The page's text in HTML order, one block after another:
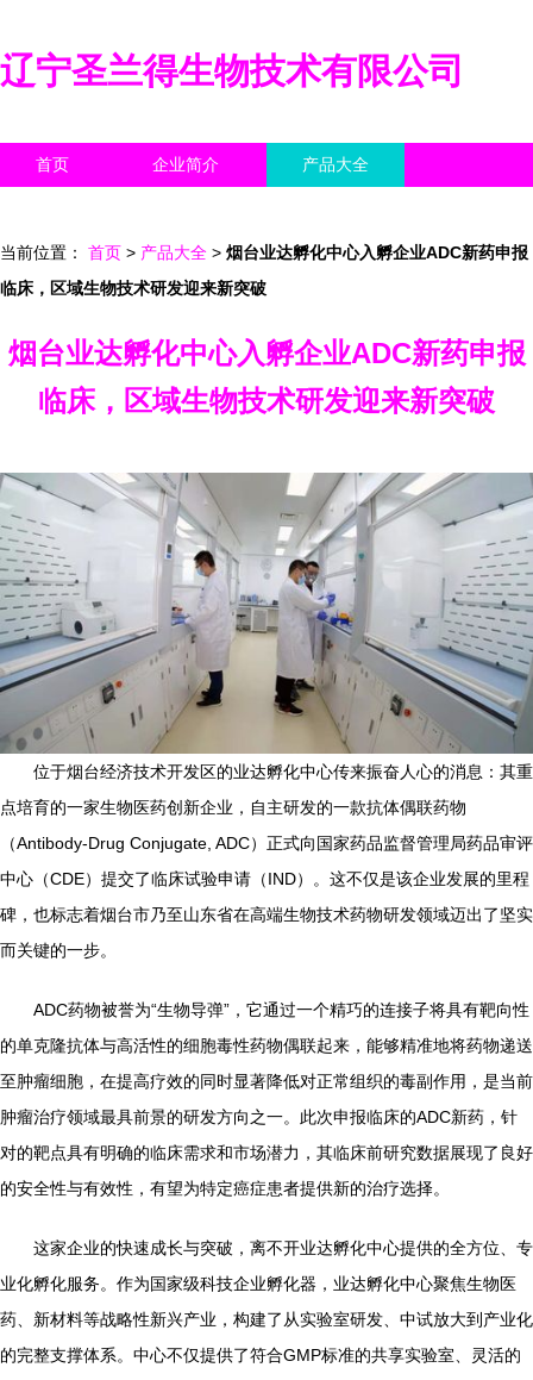
辽宁圣兰得生物技术有限公司
首页 企业简介 产品大全
当前位置： 首页 > 产品大全 > 烟台业达孵化中心入孵企业ADC新药申报
临床，区域生物技术研发迎来新突破
烟台业达孵化中心入孵企业ADC新药申报
临床，区域生物技术研发迎来新突破
位于烟台经济技术开发区的业达孵化中心传来振奋人心的消息：其重
点培育的一家生物医药创新企业，自主研发的一款抗体偶联药物
（Antibody-Drug Conjugate, ADC）正式向国家药品监督管理局药品审评
中心（CDE）提交了临床试验申请（IND）。这不仅是该企业发展的里程
碑，也标志着烟台市乃至山东省在高端生物技术药物研发领域迈出了坚实
而关键的一步。
ADC药物被誉为“生物导弹”，它通过一个精巧的连接子将具有靶向性
的单克隆抗体与高活性的细胞毒性药物偶联起来，能够精准地将药物递送
至肿瘤细胞，在提高疗效的同时显著降低对正常组织的毒副作用，是当前
肿瘤治疗领域最具前景的研发方向之一。此次申报临床的ADC新药，针
对的靶点具有明确的临床需求和市场潜力，其临床前研究数据展现了良好
的安全性与有效性，有望为特定癌症患者提供新的治疗选择。
这家企业的快速成长与突破，离不开业达孵化中心提供的全方位、专
业化孵化服务。作为国家级科技企业孵化器，业达孵化中心聚焦生物医
药、新材料等战略性新兴产业，构建了从实验室研发、中试放大到产业化
的完整支撑体系。中心不仅提供了符合GMP标准的共享实验室、灵活的